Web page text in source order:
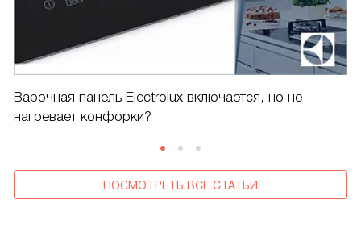
Варочная панель Electrolux включается, но не
нагревает конфорки?
ПОСМОТРЕТЬ ВСЕ СТАТЬИ